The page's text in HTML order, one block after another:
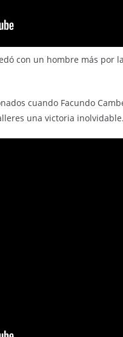
con un hombre más por
cuando Facundo
una victoria inolvidable.